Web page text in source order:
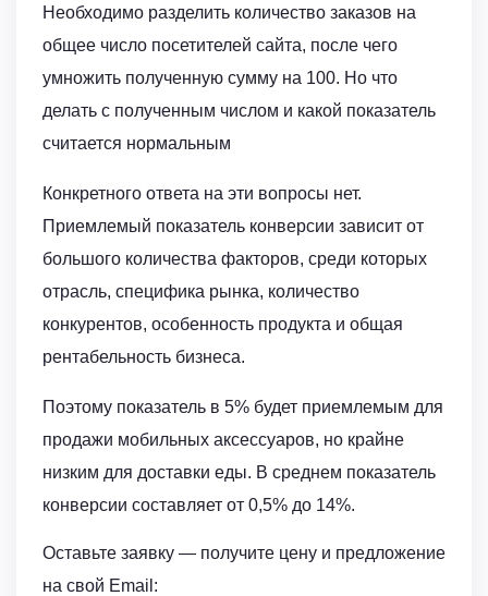
Необходимо разделить количество заказов на
общее число посетителей сайта, после чего
умножить полученную сумму на 100. Но что
делать с полученным числом и какой показатель
считается нормальным
Конкретного ответа на эти вопросы нет.
Приемлемый показатель конверсии зависит от
большого количества факторов, среди которых
отрасль, специфика рынка, количество
конкурентов, особенность продукта и общая
рентабельность бизнеса.
Поэтому показатель в 5% будет приемлемым для
продажи мобильных аксессуаров, но крайне
низким для доставки еды. В среднем показатель
конверсии составляет от 0,5% до 14%.
Оставьте заявку — получите цену и предложение
на свой Email: